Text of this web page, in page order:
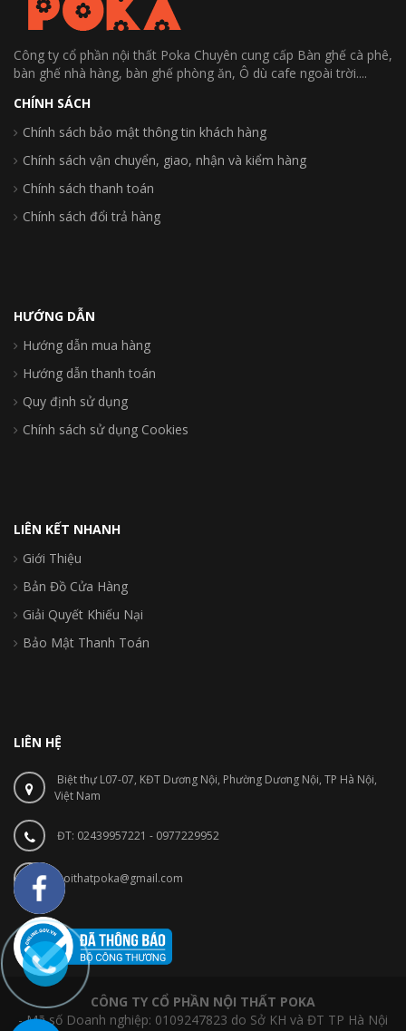
Công ty cổ phần nội thất Poka Chuyên cung cấp Bàn ghế cà phê,
bàn ghế nhà hàng, bàn ghế phòng ăn, Ô dù cafe ngoài trời....
CHÍNH SÁCH
Chính sách bảo mật thông tin khách hàng
Chính sách vận chuyển, giao, nhận và kiểm hàng
Chính sách thanh toán
Chính sách đổi trả hàng
HƯỚNG DẪN
Hướng dẫn mua hàng
Hướng dẫn thanh toán
Quy định sử dụng
Chính sách sử dụng Cookies
LIÊN KẾT NHANH
Giới Thiệu
Bản Đồ Cửa Hàng
Giải Quyết Khiếu Nại
Bảo Mật Thanh Toán
LIÊN HỆ
Biệt thự L07-07, KĐT Dương Nội, Phường Dương Nội, TP Hà Nội,
Việt Nam
ĐT: 02439957221 - 0977229952
noithatpoka@gmail.com
CÔNG TY CỔ PHẦN NỘI THẤT POKA
- Mã số Doanh nghiệp: 0109247823 do Sở KH và ĐT TP Hà Nội